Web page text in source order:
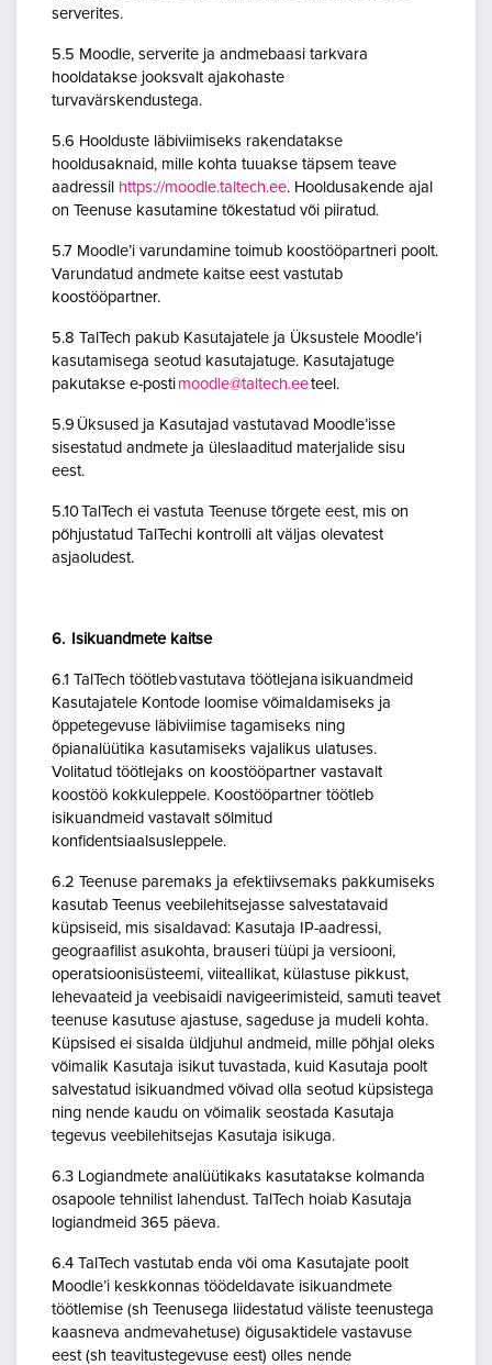
serverites.
5.5 Moodle, serverite ja andmebaasi tarkvara
hooldatakse jooksvalt ajakohaste
turvavärskendustega.
5.6 Hoolduste läbiviimiseks rakendatakse
hooldusaknaid, mille kohta tuuakse täpsem teave
aadressil https://moodle.taltech.ee. Hooldusakende ajal
on Teenuse kasutamine tõkestatud või piiratud.
5.7 Moodle’i varundamine toimub koostööpartneri poolt.
Varundatud andmete kaitse eest vastutab
koostööpartner.
5.8 TalTech pakub Kasutajatele ja Üksustele Moodle’i
kasutamisega seotud kasutajatuge. Kasutajatuge
pakutakse e-posti moodle@taltech.eeteel.
5.9 Üksused ja Kasutajad vastutavad Moodle’isse
sisestatud andmete ja üleslaaditud materjalide sisu
eest.
5.10 TalTech ei vastuta Teenuse tõrgete eest, mis on
põhjustatud TalTechi kontrolli alt väljas olevatest
asjaoludest.
6. Isikuandmete kaitse
6.1 TalTech töötleb vastutava töötlejana isikuandmeid
Kasutajatele Kontode loomise võimaldamiseks ja
õppetegevuse läbiviimise tagamiseks ning
õpianalüütika kasutamiseks vajalikus ulatuses.
Volitatud töötlejaks on koostööpartner vastavalt
koostöö kokkuleppele. Koostööpartner töötleb
isikuandmeid vastavalt sõlmitud
konfidentsiaalsusleppele.
6.2 Teenuse paremaks ja efektiivsemaks pakkumiseks
kasutab Teenus veebilehitsejasse salvestatavaid
küpsiseid, mis sisaldavad: Kasutaja IP-aadressi,
geograafilist asukohta, brauseri tüüpi ja versiooni,
operatsioonisüsteemi, viiteallikat, külastuse pikkust,
lehevaateid ja veebisaidi navigeerimisteid, samuti teavet
teenuse kasutuse ajastuse, sageduse ja mudeli kohta.
Küpsised ei sisalda üldjuhul andmeid, mille põhjal oleks
võimalik Kasutaja isikut tuvastada, kuid Kasutaja poolt
salvestatud isikuandmed võivad olla seotud küpsistega
ning nende kaudu on võimalik seostada Kasutaja
tegevus veebilehitsejas Kasutaja isikuga.
6.3 Logiandmete analüütikaks kasutatakse kolmanda
osapoole tehnilist lahendust. TalTech hoiab Kasutaja
logiandmeid 365 päeva.
6.4 TalTech vastutab enda või oma Kasutajate poolt
Moodle’i keskkonnas töödeldavate isikuandmete
töötlemise (sh Teenusega liidestatud väliste teenustega
kaasneva andmevahetuse) õigusaktidele vastavuse
eest (sh teavitustegevuse eest) olles nende